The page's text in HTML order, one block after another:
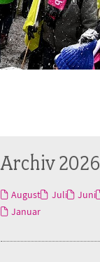
Archiv 2026
August Juli Juni
Januar